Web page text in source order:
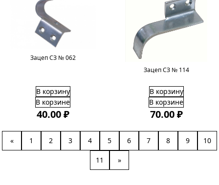
Зацеп СЗ № 062
В корзину
В корзине
40.00 ₽
Зацеп СЗ № 114
В корзину
В корзине
70.00 ₽
« 1 2 3 4 5 6 7 8 9 10
11 »